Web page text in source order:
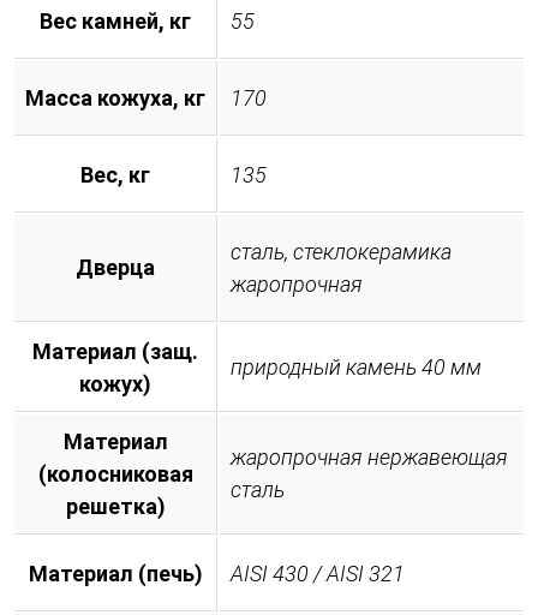
Вес камней, кг 55
Масса кожуха, кг 170
Вес, кг 135
Дверца
сталь, стеклокерамика
жаропрочная
Материал (защ.
кожух)
природный камень 40 мм
Материал
(колосниковая
решетка)
жаропрочная нержавеющая
сталь
Материал (печь) AISI 430 / AISI 321